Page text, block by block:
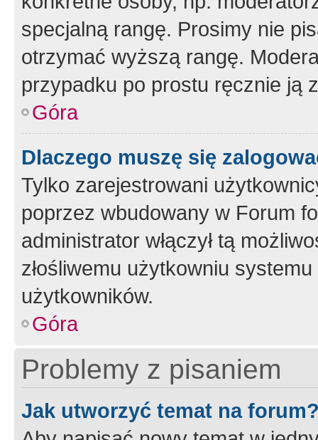
specjalną rangę. Prosimy nie
otrzymać wyższą rangę.
przypadku po prostu ręcznie ją
Góra
Dlaczego muszę się
Tylko zarejestrowani
poprzez wbudowany w Forum
administrator włączył tą
złośliwemu użytkowniu
użytkowników.
Góra
Problemy z pisaniem
Jak utworzyć temat na